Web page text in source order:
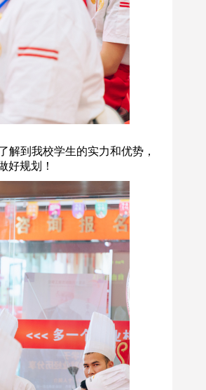
解到我校学生的实力和优势，
好规划！